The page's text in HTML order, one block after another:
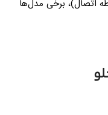
پیچ و مهره (4-6 نقطه اتصال)، برخی مدل‌ها